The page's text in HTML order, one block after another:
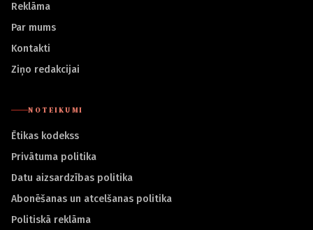
Reklāma
Par mums
Kontakti
Ziņo redakcijai
NOTEIKUMI
Ētikas kodekss
Privātuma politika
Datu aizsardzības politika
Abonēšanas un atcelšanas politika
Politiskā reklāma